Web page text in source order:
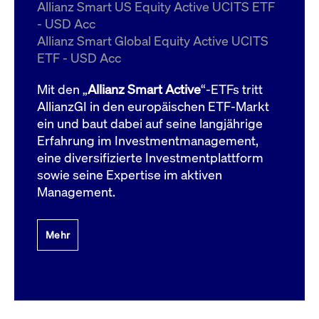
Allianz Smart US Equity Active UCITS ETF
- USD Acc
Allianz Smart Global Equity Active UCITS
ETF - USD Acc
Mit den „Allianz Smart Active“-ETFs tritt
AllianzGI in den europäischen ETF-Markt
ein und baut dabei auf seine langjährige
Erfahrung im Investmentmanagement,
eine diversifizierte Investmentplattform
sowie seine Expertise im aktiven
Management.
Mehr
ApplicationGatewayAffinityCORS
boerse.com
Domain
bis